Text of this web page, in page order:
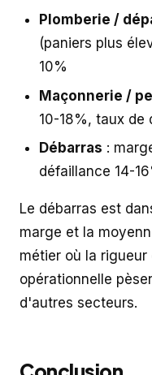
Plomberie /
(paniers plus
10%
Maçonnerie /
10-18%, taux de
Débarras :
défaillance 14-
Le débarras est
marge et la
métier où la
opérationnelle
d'autres secteurs.